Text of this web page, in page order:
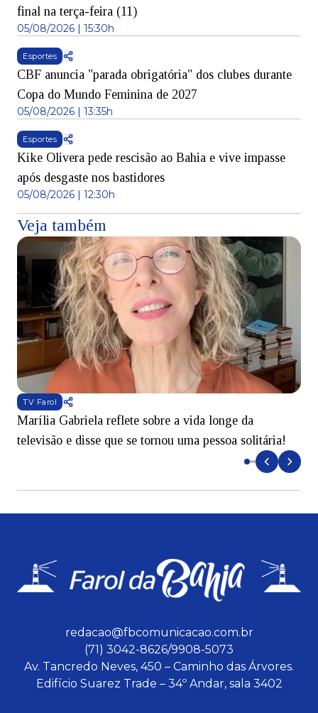
final na terça-feira (11)
05/08/2026 | 15:30h
Esportes
CBF anuncia "parada obrigatória" dos clubes durante
Copa do Mundo Feminina de 2027
05/08/2026 | 13:35h
Esportes
Kike Olivera pede rescisão ao Bahia e vive impasse
após desgaste nos bastidores
05/08/2026 | 12:30h
Veja também
TV Farol
Marília Gabriela reflete sobre a vida longe da
televisão e disse que se tornou uma pessoa solitária!
redacao@fbcomunicacao.com.br
(71) 3042-8626/9908-5073
Av. Tancredo Neves, 450 – Caminho das Árvores.
Edifício Suarez Trade – 34º Andar, sala 3402